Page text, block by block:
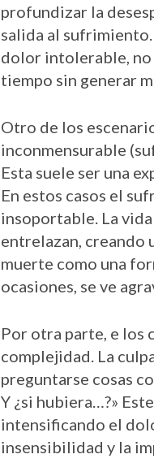
profundizar la
salida al sufrimiento.
dolor intolerable, no
tiempo sin generar
Otro de los
inconmensurable
Esta suele ser una
En estos casos el
insoportable. La
entrelazan, creando
muerte como una
ocasiones, se ve
Por otra parte, e los
complejidad. La
preguntarse cosas
Y ¿si hubiera…?»
intensificando el
insensibilidad y la